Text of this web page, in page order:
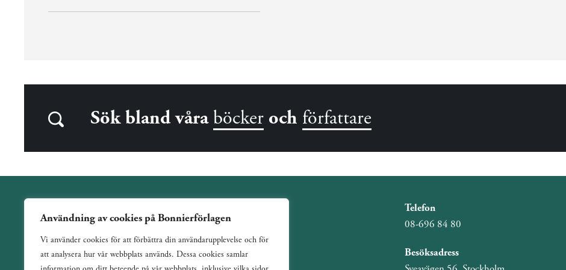
Användning av cookies på Bonnierförlagen
Vi använder cookies för att förbättra din användarupplevelse och för
att analysera hur vår webbplats används. Dessa cookies samlar
Sök bland våra böcker och författare
Wahlström & Widstrand är ett allmänutgivande förlag
verksamt sedan 1884. Vi har en bred och varierad utgivning
med ett tydligt fokus på skönlitteratur inom de flesta genrer.
Telefon
08-696 84 80
Besöksadress